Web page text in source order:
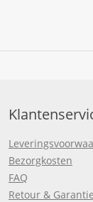
Bezorgkosten
FAQ
Retour & Garantie